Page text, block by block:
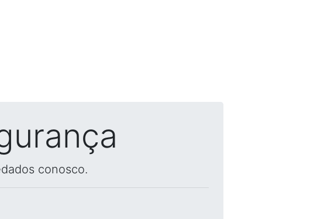
conosco.